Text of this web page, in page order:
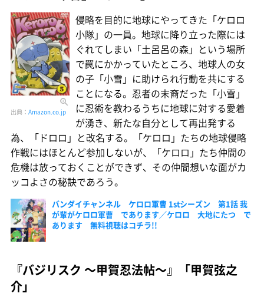
出典： Amazon.co.jp
侵略を目的に地球にやってきた「ケロロ
小隊」の一員。地球に降り立った際には
ぐれてしまい「土呂呂の森」という場所
で罠にかかっていたところ、地球人の女
の子「小雪」に助けられ行動を共にする
ことになる。忍者の末裔だった「小雪」
に忍術を教わるうちに地球に対する愛着
が湧き、新たな自分として再出発する
為、「ドロロ」と改名する。「ケロロ」たちの地球侵略
作戦にはほとんど参加しないが、「ケロロ」たち仲間の
危機は放っておくことができず、その仲間想いな面がカ
ッコよさの秘訣であろう。
バンダイチャンネル ケロロ軍曹 1stシーズン 第1話 我
が輩がケロロ軍曹 であります／ケロロ 大地にたつ で
あります 無料視聴はコチラ!!
『バジリスク 〜甲賀忍法帖〜』「甲賀弦之
介」